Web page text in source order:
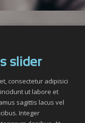
slider
consectetur adipisici
ut labore et
sagittis lacus vel
Integer